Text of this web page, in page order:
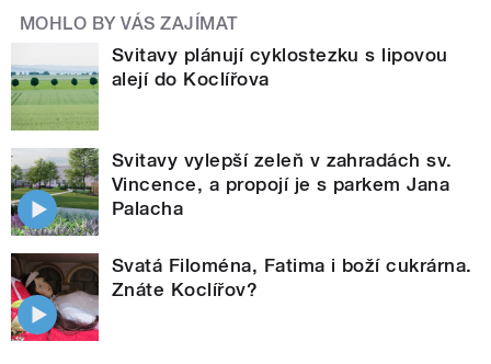
MOHLO BY VÁS ZAJÍMAT
Svitavy plánují cyklostezku s lipovou
alejí do Koclířova
Svitavy vylepší zeleň v zahradách sv.
Vincence, a propojí je s parkem Jana
Palacha
Svatá Filoména, Fatima i boží cukrárna.
Znáte Koclířov?